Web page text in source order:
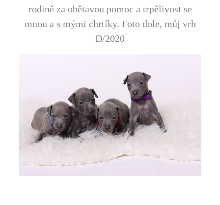
rodině za obětavou pomoc a trpělivost se
mnou a s mými chrtíky. Foto dole, můj vrh
D/2020